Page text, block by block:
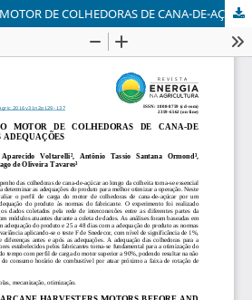
PERFIL DE CARGA DO MOTOR DE COLHEDORAS DE CANA-DE-AÇÚCAR ANTES E APÓS ADEQUAÇÕES